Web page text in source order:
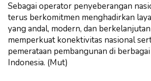
Sebagai operator penyeberangan
terus berkomitmen menghadirkan
yang andal, modern, dan
memperkuat konektivitas nasional
pemerataan pembangunan di
Indonesia. (Mut)